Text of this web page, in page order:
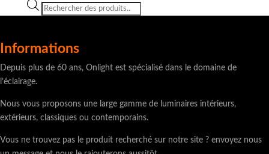
Recherche
Informations
Depuis plus de 60 ans, Onlight est spécialisé dans le domaine de
l’éclairage.
Nous vous proposons une large gamme de luminaires intérieurs,
extérieurs, classiques ou contemporains.
Vous ne trouvez pas le produit recherché sur notre site ? envoyez nous